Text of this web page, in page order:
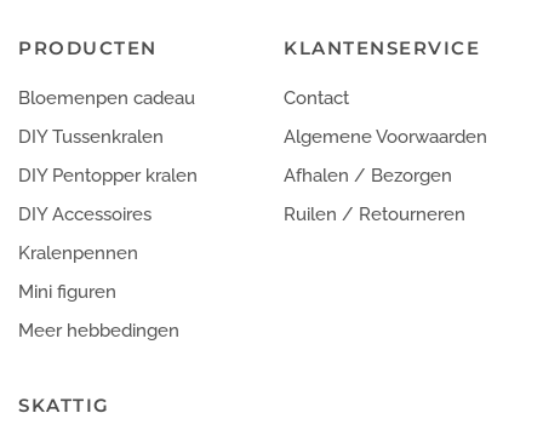
PRODUCTEN
Bloemenpen cadeau
DIY Tussenkralen
DIY Pentopper kralen
DIY Accessoires
Kralenpennen
Mini figuren
Meer hebbedingen
KLANTENSERVICE
Contact
Algemene Voorwaarden
Afhalen / Bezorgen
Ruilen / Retourneren
SKATTIG